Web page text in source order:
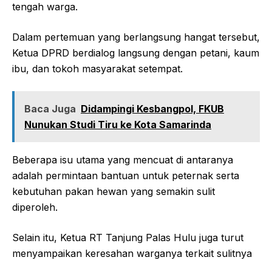
tengah warga.
Dalam pertemuan yang berlangsung hangat tersebut,
Ketua DPRD berdialog langsung dengan petani, kaum
ibu, dan tokoh masyarakat setempat.
Baca Juga Didampingi Kesbangpol, FKUB
Nunukan Studi Tiru ke Kota Samarinda
Beberapa isu utama yang mencuat di antaranya
adalah permintaan bantuan untuk peternak serta
kebutuhan pakan hewan yang semakin sulit
diperoleh.
Selain itu, Ketua RT Tanjung Palas Hulu juga turut
menyampaikan keresahan warganya terkait sulitnya